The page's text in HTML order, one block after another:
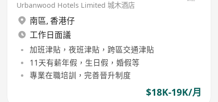
Urbanwood Hotels Limited 城木酒店
南區, 香港仔
工作日面議
加班津貼，夜班津貼，跨區交通津貼
11天有薪年假，生日假，婚假等
專業在職培訓，完善晉升制度
$18K-19K/月